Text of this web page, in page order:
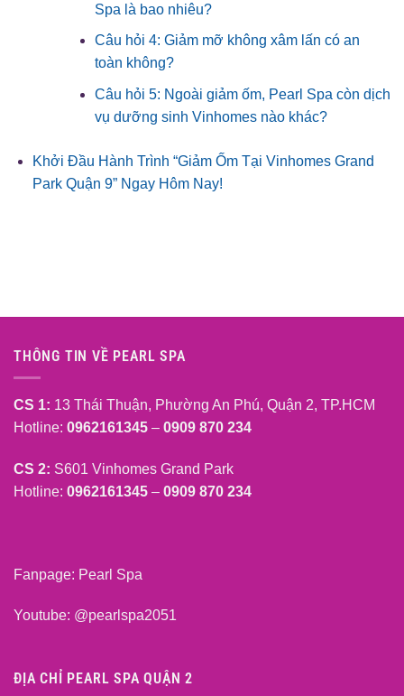
Spa là bao nhiêu?
Câu hỏi 4: Giảm mỡ không xâm lấn có an
toàn không?
Câu hỏi 5: Ngoài giảm ốm, Pearl Spa còn dịch
vụ dưỡng sinh Vinhomes nào khác?
Khởi Đầu Hành Trình “Giảm Ốm Tại Vinhomes Grand
Park Quận 9” Ngay Hôm Nay!
THÔNG TIN VỀ PEARL SPA
CS 1: 13 Thái Thuận, Phường An Phú, Quận 2, TP.HCM
Hotline: 0962161345 – 0909 870 234
CS 2: S601 Vinhomes Grand Park
Hotline: 0962161345 – 0909 870 234
Fanpage: Pearl Spa
Youtube: @pearlspa2051
ĐỊA CHỈ PEARL SPA QUẬN 2